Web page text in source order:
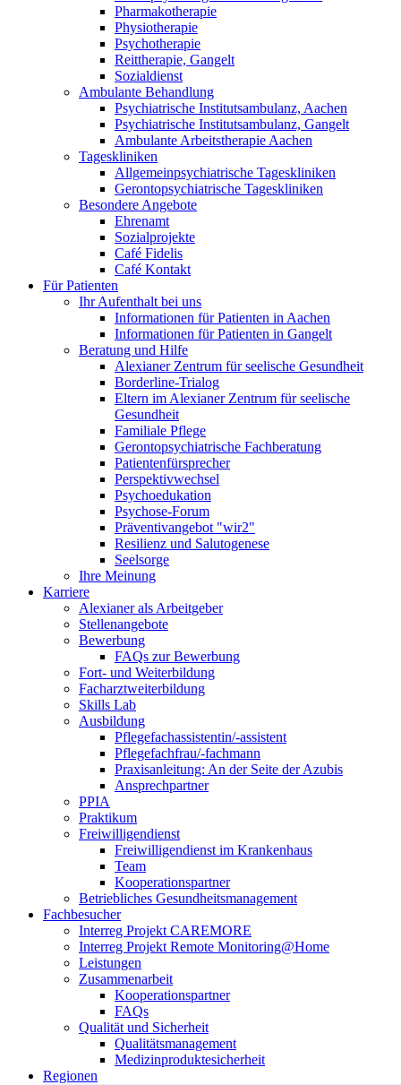
Pharmakotherapie
Physiotherapie
Psychotherapie
Reittherapie, Gangelt
Sozialdienst
Ambulante Behandlung
Psychiatrische Institutsambulanz, Aachen
Psychiatrische Institutsambulanz, Gangelt
Ambulante Arbeitstherapie Aachen
Tageskliniken
Allgemeinpsychiatrische Tageskliniken
Gerontopsychiatrische Tageskliniken
Besondere Angebote
Ehrenamt
Sozialprojekte
Café Fidelis
Café Kontakt
Für Patienten
Ihr Aufenthalt bei uns
Informationen für Patienten in Aachen
Informationen für Patienten in Gangelt
Beratung und Hilfe
Alexianer Zentrum für seelische Gesundheit
Borderline-Trialog
Eltern im Alexianer Zentrum für seelische
Gesundheit
Familiale Pflege
Gerontopsychiatrische Fachberatung
Patientenfürsprecher
Perspektivwechsel
Psychoedukation
Psychose-Forum
Präventivangebot "wir2"
Resilienz und Salutogenese
Seelsorge
Ihre Meinung
Karriere
Alexianer als Arbeitgeber
Stellenangebote
Bewerbung
FAQs zur Bewerbung
Fort- und Weiterbildung
Facharztweiterbildung
Skills Lab
Ausbildung
Pflegefachassistentin/-assistent
Pflegefachfrau/-fachmann
Praxisanleitung: An der Seite der Azubis
Ansprechpartner
PPIA
Praktikum
Freiwilligendienst
Freiwilligendienst im Krankenhaus
Team
Kooperationspartner
Betriebliches Gesundheitsmanagement
Fachbesucher
Interreg Projekt CAREMORE
Interreg Projekt Remote Monitoring@Home
Leistungen
Zusammenarbeit
Kooperationspartner
FAQs
Qualität und Sicherheit
Qualitätsmanagement
Medizinproduktesicherheit
Regionen